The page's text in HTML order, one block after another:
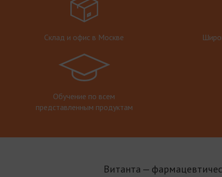
Склад и офис в Москве
Обучение по всем
представленным продуктам
Витанта —